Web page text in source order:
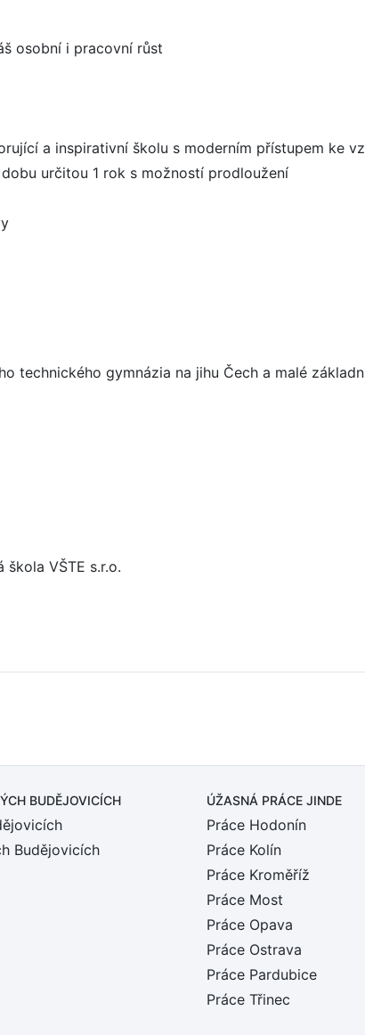
osobní i pracovní růst
a inspirativní školu s moderním přístupem ke
určitou 1 rok s možností prodloužení
technického gymnázia na jihu Čech a malé
VŠTE s.r.o.
BUDĚJOVICÍCH
Budějovicích
ÚŽASNÁ PRÁCE JINDE
Práce Hodonín
Práce Kolín
Práce Kroměříž
Práce Most
Práce Opava
Práce Ostrava
Práce Pardubice
Práce Třinec